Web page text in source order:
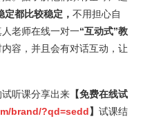
都比较稳定， 不用担心自
老师在线一对一“互动式”教
容，并且会有对话互动，让
试听课分享出来 【免费在线试
brand/?qd=sedd】 试课结